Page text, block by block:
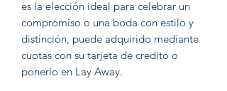
es la elección ideal para celebrar un
compromiso o una boda con estilo y
distinción, puede adquirido mediante
cuotas con su tarjeta de credito o
ponerlo en Lay Away.